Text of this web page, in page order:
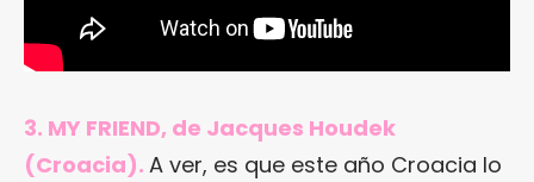
3. MY FRIEND, de Jacques Houdek
(Croacia). A ver, es que este año Croacia lo